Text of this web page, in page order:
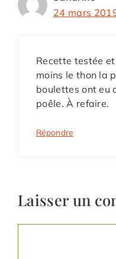
24 mars
Recette testée
moins le thon la
boulettes ont eu
poêle. À refaire.
Répondre
Laisser un